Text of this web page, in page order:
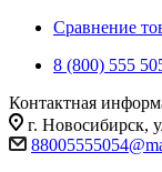
Сравнение
8 (800) 555
Контактная
г. Новосибирск,